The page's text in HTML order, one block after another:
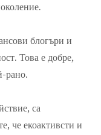
блогъри и
Това е добре,
рано.
са
че екоактивсти и